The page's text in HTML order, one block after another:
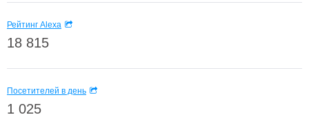
Рейтинг Alexa
18 815
Посетителей в день
1 025